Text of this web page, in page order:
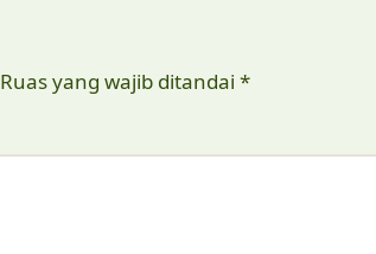
Ruas yang wajib ditandai *